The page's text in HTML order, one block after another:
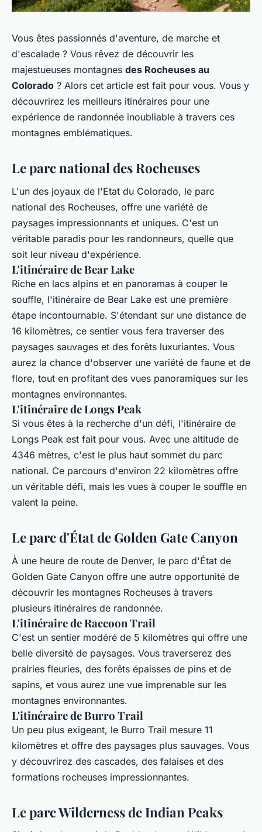
Vous êtes passionnés d'aventure, de marche et
d'escalade ? Vous rêvez de découvrir les
majestueuses montagnes des Rocheuses au
Colorado ? Alors cet article est fait pour vous. Vous y
découvrirez les meilleurs itinéraires pour une
expérience de randonnée inoubliable à travers ces
montagnes emblématiques.
Le parc national des Rocheuses
L'un des joyaux de l'Etat du Colorado, le parc
national des Rocheuses, offre une variété de
paysages impressionnants et uniques. C'est un
véritable paradis pour les randonneurs, quelle que
soit leur niveau d'expérience.
L'itinéraire de Bear Lake
Riche en lacs alpins et en panoramas à couper le
souffle, l'itinéraire de Bear Lake est une première
étape incontournable. S'étendant sur une distance de
16 kilomètres, ce sentier vous fera traverser des
paysages sauvages et des forêts luxuriantes. Vous
aurez la chance d'observer une variété de faune et de
flore, tout en profitant des vues panoramiques sur les
montagnes environnantes.
L'itinéraire de Longs Peak
Si vous êtes à la recherche d'un défi, l'itinéraire de
Longs Peak est fait pour vous. Avec une altitude de
4346 mètres, c'est le plus haut sommet du parc
national. Ce parcours d'environ 22 kilomètres offre
un véritable défi, mais les vues à couper le souffle en
valent la peine.
Le parc d'État de Golden Gate Canyon
À une heure de route de Denver, le parc d'État de
Golden Gate Canyon offre une autre opportunité de
découvrir les montagnes Rocheuses à travers
plusieurs itinéraires de randonnée.
L'itinéraire de Raccoon Trail
C'est un sentier modéré de 5 kilomètres qui offre une
belle diversité de paysages. Vous traverserez des
prairies fleuries, des forêts épaisses de pins et de
sapins, et vous aurez une vue imprenable sur les
montagnes environnantes.
L'itinéraire de Burro Trail
Un peu plus exigeant, le Burro Trail mesure 11
kilomètres et offre des paysages plus sauvages. Vous
y découvrirez des cascades, des falaises et des
formations rocheuses impressionnantes.
Le parc Wilderness de Indian Peaks